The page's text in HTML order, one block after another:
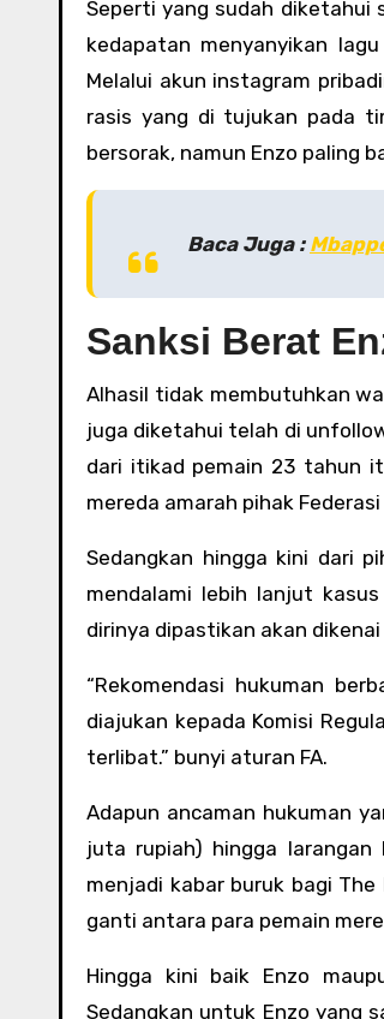
Seperti yang sudah diketahui
kedapatan menyanyikan
Melalui akun instagram
rasis yang di tujukan pada
bersorak, namun Enzo paling
Baca Juga :
Sanksi Berat
Alhasil tidak membutuhkan
juga diketahui telah di
dari itikad pemain 23 tahun
mereda amarah pihak
Sedangkan hingga kini dari
mendalami lebih lanjut
dirinya dipastikan akan
“Rekomendasi hukuman
diajukan kepada Komisi
terlibat.” bunyi aturan FA.
Adapun ancaman hukuman
juta rupiah) hingga
menjadi kabar buruk bagi
ganti antara para pemain
Hingga kini baik Enzo
Sedangkan untuk Enzo yang